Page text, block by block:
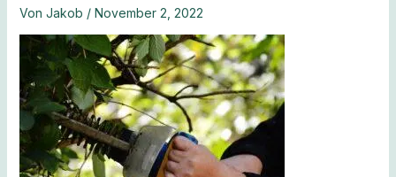
Von Jakob / November 2, 2022